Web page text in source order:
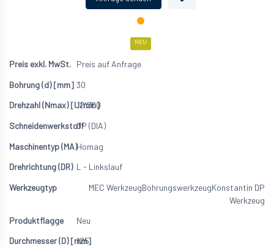
NEU
Preis auf Anfrage
30
12'200
DP (DIA)
Homag
L - Linkslauf
MEC WerkzeugBohrungswerkzeugKonstantin DP
Werkzeug
Neu
125